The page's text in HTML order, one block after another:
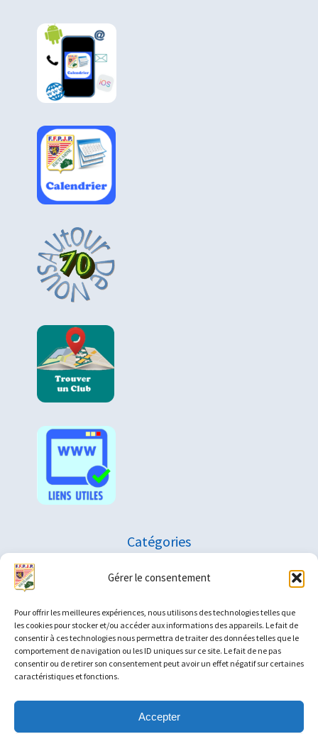
Gérer le consentement
Pour offrir les meilleures expériences, nous utilisons des technologies telles que
les cookies pour stocker et/ou accéder aux informations des appareils. Le fait de
consentir à ces technologies nous permettra de traiter des données telles que le
comportement de navigation ou les ID uniques sur ce site. Le fait de ne pas
consentir ou de retirer son consentement peut avoir un effet négatif sur certaines
caractéristiques et fonctions.
Accepter
Catégories
Archives